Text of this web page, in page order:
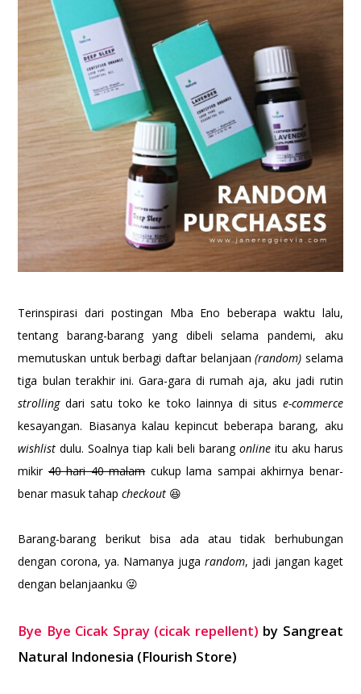
Terinspirasi dari postingan Mba Eno beberapa waktu lalu,
tentang barang-barang yang dibeli selama pandemi, aku
memutuskan untuk berbagi daftar belanjaan(random) selama
tiga bulan terakhir ini. Gara-gara di rumah aja, aku jadi rutin
strollingdari satu toko ke toko lainnya di situs e-commerce
kesayangan. Biasanya kalau kepincut beberapa barang, aku
wishlistdulu. Soalnya tiap kali beli barang onlineitu aku harus
mikir40 hari 40 malamcukup lama sampai akhirnya benar-
benar masuk tahapcheckout 😆
Barang-barang berikut bisa ada atau tidak berhubungan
dengan corona, ya. Namanya juga random, jadi jangan kaget
dengan belanjaanku 😜
Bye Bye Cicak Spray (cicak repellent) by Sangreat
Natural Indonesia (Flourish Store)